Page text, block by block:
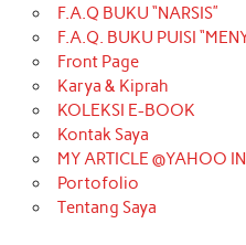
F.A.Q BUKU “NARSIS”
F.A.Q. BUKU PUISI
Front Page
Karya & Kiprah
KOLEKSI E-BOOK
Kontak Saya
MY ARTICLE @YAHOO
Portofolio
Tentang Saya